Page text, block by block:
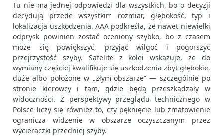
Tu nie ma jednej odpowiedzi dla wszystkich, bo o decyzji
decydują przede wszystkim rozmiar, głębokość, typ i
lokalizacja uszkodzenia. AAA podkreśla, że nawet niewielki
odprysk powinien zostać oceniony szybko, bo z czasem
może się powiększyć, przyjąć wilgoć i pogorszyć
przejrzystość szyby. Safelite z kolei wskazuje, że do
wymiany częściej kwalifikuje się uszkodzenia zbyt głębokie,
duże albo położone w „złym obszarze” — szczególnie po
stronie kierowcy i tam, gdzie będą przeszkadzały w
widoczności. Z perspektywy przeglądu technicznego w
Polsce liczy się również to, czy pęknięcie lub zmatowienie
ogranicza widzenie w obszarze oczyszczanym przez
wycieraczki przedniej szyby.